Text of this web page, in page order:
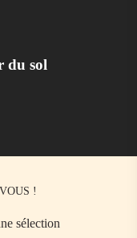
du sol
!
sélection